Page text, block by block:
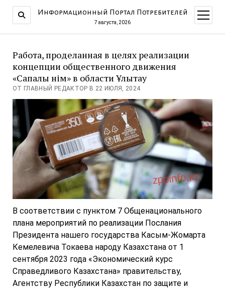
Информационный Портал Потребителей
7 августа, 2026
меню
Работа, проделанная в целях реализации
концепции общественного движения
«Сапалы өнім» в области Ұлытау
ОТ ГЛАВНЫЙ РЕДАКТОР В 22 ИЮЛЯ, 2024
В соответствии с пунктом 7 Общенационального
плана мероприятий по реализации Послания
Президента нашего государства Касым-Жомарта
Кемелевича Токаева народу Казахстана от 1
сентября 2023 года «Экономический курс
Справедливого Казахстана» правительству,
Агентству Республики Казахстан по защите и